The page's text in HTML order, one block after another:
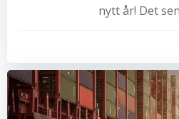
nytt år! Det